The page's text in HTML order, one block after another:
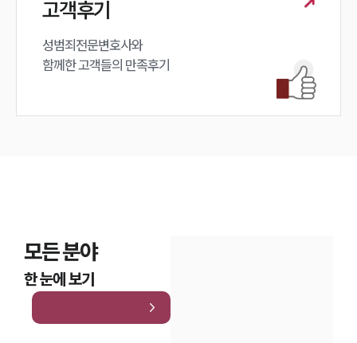
고객후기
성범죄전문변호사와
함께한 고객들의 만족후기
모든 분야
한 눈에 보기